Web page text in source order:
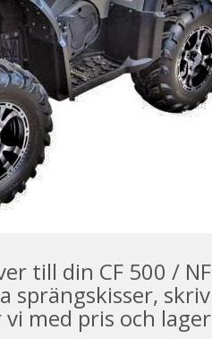
till din CF 500 /
sprängskisser,
med pris och